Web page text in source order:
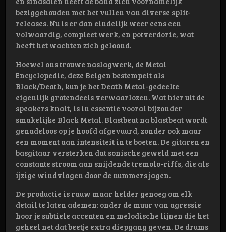
beziggehouden met het vullen van diverse split-
releases. Nu is er dan eindelijk weer eens een
volwaardig, compleet werk, en potverdorie, wat
heeft het wachten zich geloond.
Hoewel ons trouwe naslagwerk, de Metal
Encyclopedie, deze Belgen bestempelt als
Black/Death, kun je het Death Metal-gedeelte
eigenlijk grotendeels verwaarlozen. Wat hier uit de
speakers knalt, is in essentie vooral bijzonder
smakelijke Black Metal. Blastbeat na blastbeat wordt
genadeloos op je hoofd afgevuurd, zonder ook maar
een moment aan intensiteit in te boeten. De gitaren en
basgitaar versterken dat sonische geweld met een
constante stroom aan snijdende tremolo-riffs, die als
ijzige windvlagen door de nummers jagen.
De productie is rauw maar helder genoeg om elk
detail te laten ademen: onder de muur van agressie
hoor je subtiele accenten en melodische lijnen die het
geheel net dat beetje extra diepgang geven. De drums